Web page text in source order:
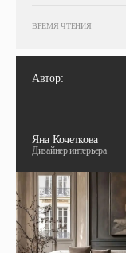
ВРЕМЯ ЧТЕНИЯ
Яна Кочеткова
Дизайнер интерьера
Автор: